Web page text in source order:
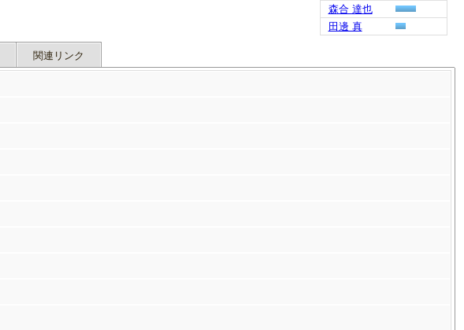
森合 達也
田邊 真
関連リンク